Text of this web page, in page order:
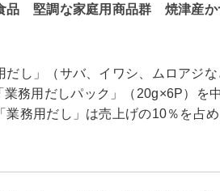
品 堅調な家庭用商品群 焼津産か
し」（サバ、イワシ、ムロアジな
務用だしパック」（20g×6P）を
業務用だし」は売上げの10％を占